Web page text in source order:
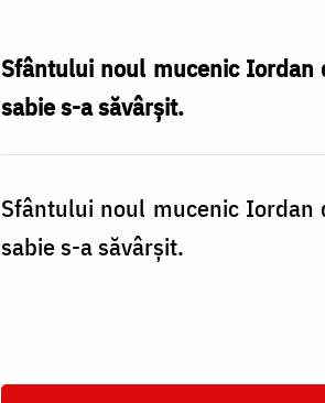
Sfântului noul mucenic Iordan
sabie s-a săvârşit.
Sfântului noul mucenic
sabie s-a săvârşit.